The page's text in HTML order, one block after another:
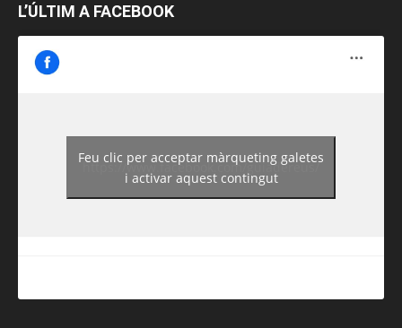
L’ÚLTIM A FACEBOOK
https://www.facebook.com/guiadereus/
Feu clic per acceptar màrqueting galetes
i activar aquest contingut